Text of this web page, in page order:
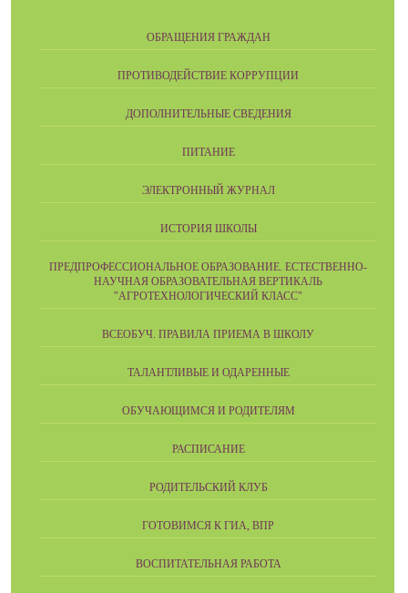
ОБРАЩЕНИЯ ГРАЖДАН
ПРОТИВОДЕЙСТВИЕ КОРРУПЦИИ
ДОПОЛНИТЕЛЬНЫЕ СВЕДЕНИЯ
ПИТАНИЕ
ЭЛЕКТРОННЫЙ ЖУРНАЛ
ИСТОРИЯ ШКОЛЫ
ПРЕДПРОФЕССИОНАЛЬНОЕ ОБРАЗОВАНИЕ. ЕСТЕСТВЕННО-
НАУЧНАЯ ОБРАЗОВАТЕЛЬНАЯ ВЕРТИКАЛЬ
"АГРОТЕХНОЛОГИЧЕСКИЙ КЛАСС"
ВСЕОБУЧ. ПРАВИЛА ПРИЕМА В ШКОЛУ
ТАЛАНТЛИВЫЕ И ОДАРЕННЫЕ
ОБУЧАЮЩИМСЯ И РОДИТЕЛЯМ
РАСПИСАНИЕ
РОДИТЕЛЬСКИЙ КЛУБ
ГОТОВИМСЯ К ГИА, ВПР
ВОСПИТАТЕЛЬНАЯ РАБОТА